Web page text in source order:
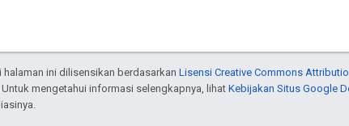
ini dilisensikan berdasarkan Lisensi Creative Commons
. Untuk mengetahui informasi selengkapnya, lihat Kebijakan Situs Google